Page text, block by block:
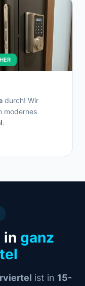
durch! Wir
modernes
.
in ganz
ist in 15-